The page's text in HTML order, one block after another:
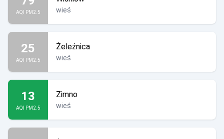
AQI PM2.5 wieś
25
AQI PM2.5
Żeleźnica
wieś
13
AQI PM2.5
Zimno
wieś